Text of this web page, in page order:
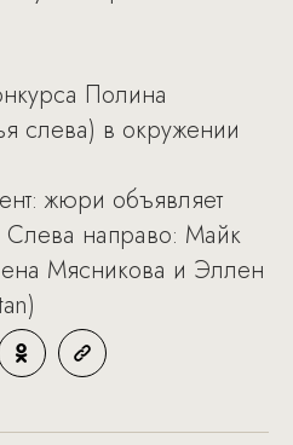
Полина
слева) в окружении
жюри объявляет
Слева направо: Майк
Мясникова и Эллен